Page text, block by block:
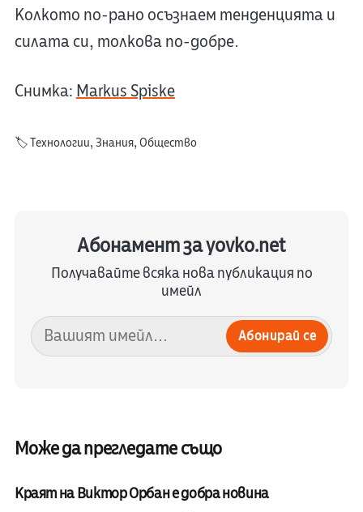
Колкото по-рано осъзнаем тенденцията и
силата си, толкова по-добре.
Снимка: Markus Spiske
🏷️Технологии, Знания, Общество
Абонамент за yovko.net
Получавайте всяка нова публикация по
имейл
Абонирай се
Може да прегледате също
Краят на Виктор Орбан е добра новина